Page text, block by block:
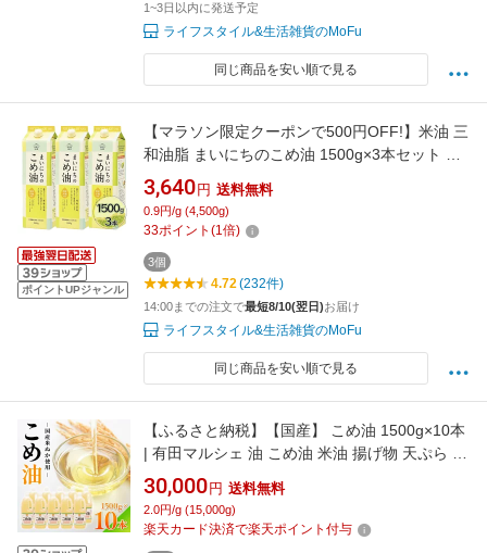
1~3日以内に発送予定
ライフスタイル&生活雑貨のMoFu
同じ商品を安い順で見る
ポイントUPジャンル
【マラソン限定クーポンで500円OFF!】米油 三
和油脂 まいにちのこめ油 1500g×3本セット 国
産 こめあぶら 食用油 栄養機能食品
3,640 円 送料無料
0.9円/g (4,500g)
33ポイント (1倍)
3個
4.72(232件)
14:00までの注文で最短8/10(翌日)お届け
ライフスタイル&生活雑貨のMoFu
同じ商品を安い順で見る
【ふるさと納税】【国産】 こめ油 1500g×10本
| 有田マルシェ 油 こめ油 米油 揚げ物 天ぷら オ
イル 米 コメ油 築野食品 お米 こめ こめあぶら
1500g 炒め物 揚げ物 ギフト 贈答 贈答用 お中
元※着日指定不可
30,000 円 送料無料
2.0円/g (15,000g)
楽天カード決済で楽天ポイント付与